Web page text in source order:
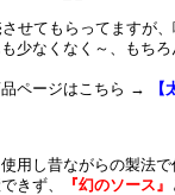
せてもらってますが
少なくなく～、もち
ページはこちら →
用し昔ながらの製法
きず、
『幻のソース』